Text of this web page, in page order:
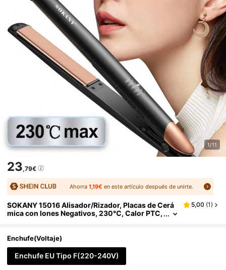
1/11
23,79€
Ahorra1,19€ en este artículo después de unirte.
SOKANY 15016 Alisador/Rizador, Placas de Cerá
mica con Iones Negativos, 230℃, Calor PTC,
5,00 (1)
Enchufe(Voltaje)
Enchufe EU Tipo F(220-240V)